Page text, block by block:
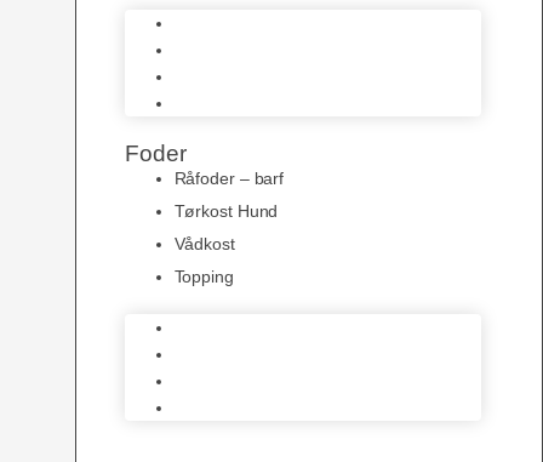
Foder
Råfoder – barf
Tørkost Hund
Vådkost
Topping